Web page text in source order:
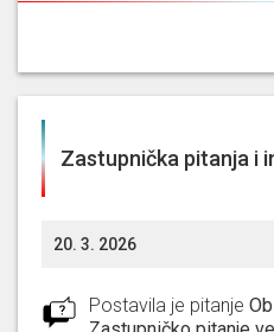
Zastupnička pitanja i
20. 3. 2026
Postavila je pitanje